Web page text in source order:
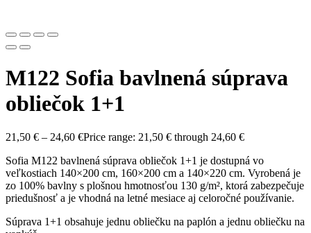
M122 Sofia bavlnená súprava
obliečok 1+1
21,50 € – 24,60 €Price range: 21,50 € through 24,60 €
Sofia M122 bavlnená súprava obliečok 1+1 je dostupná vo
veľkostiach 140×200 cm, 160×200 cm a 140×220 cm. Vyrobená je
zo 100% bavlny s plošnou hmotnosťou 130 g/m², ktorá zabezpečuje
priedušnosť a je vhodná na letné mesiace aj celoročné používanie.
Súprava 1+1 obsahuje jednu obliečku na paplón a jednu obliečku na